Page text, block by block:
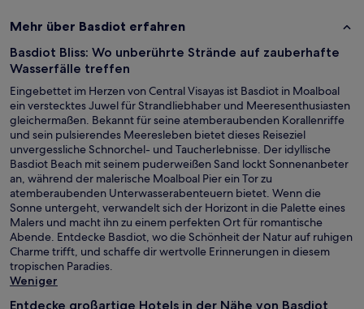
Mehr über Basdiot erfahren
Basdiot Bliss: Wo unberührte Strände auf zauberhafte
Wasserfälle treffen
Eingebettet im Herzen von Central Visayas ist Basdiot in Moalboal
ein verstecktes Juwel für Strandliebhaber und Meeresenthusiasten
gleichermaßen. Bekannt für seine atemberaubenden Korallenriffe
und sein pulsierendes Meeresleben bietet dieses Reiseziel
unvergessliche Schnorchel- und Taucherlebnisse. Der idyllische
Basdiot Beach mit seinem puderweißen Sand lockt Sonnenanbeter
an, während der malerische Moalboal Pier ein Tor zu
atemberaubenden Unterwasserabenteuern bietet. Wenn die
Sonne untergeht, verwandelt sich der Horizont in die Palette eines
Malers und macht ihn zu einem perfekten Ort für romantische
Abende. Entdecke Basdiot, wo die Schönheit der Natur auf ruhigen
Charme trifft, und schaffe dir wertvolle Erinnerungen in diesem
tropischen Paradies.
Weniger
Entdecke großartige Hotels in der Nähe von Basdiot